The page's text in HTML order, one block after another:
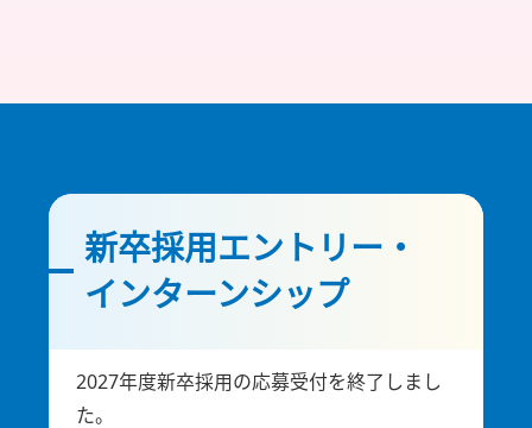
新卒採用エントリー・
インターンシップ
2027年度新卒採用の応募受付を終了しまし
た。